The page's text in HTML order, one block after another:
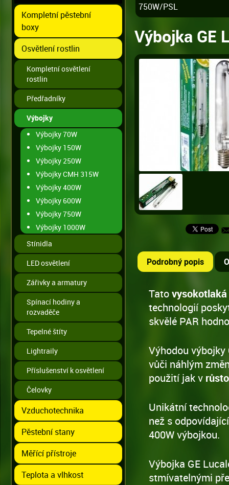
Kompletní pěstební
boxy
Osvětlení rostlin
Kompletní osvětlení
rostlin
Předřadníky
Výbojky
Výbojky 70W
Výbojky 150W
Výbojky 250W
Výbojky CMH 315W
Výbojky 400W
Výbojky 600W
Výbojky 750W
Výbojky 1000W
Stínidla
LED osvětlení
Zářivky a armatury
Spínací hodiny a
rozvaděče
Tepelné štíty
Lightraily
Příslušenství k osvětlení
Čelovky
Vzduchotechnika
Pěstební stany
Měřící přístroje
Teplota a vlhkost
750W/PSL
Výbojka GE
Podrobný popis
Tato
technologií
skvělé PAR
Výhodou výbojky
vůči náhlým
použití jak v
Unikátní
než s
400W výbojkou.
Výbojka GE
stmívatelnými